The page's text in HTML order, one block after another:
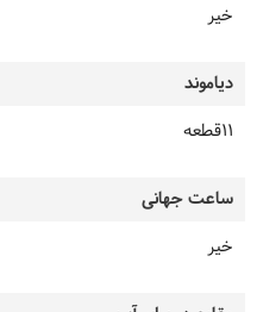
خیر
دیاموند
11قطعه
ساعت جهانی
خیر